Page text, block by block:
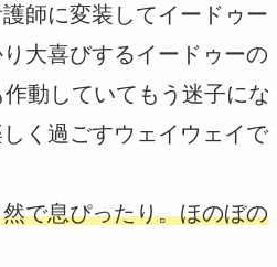
師に変装してイードゥー
大喜びするイードゥーの
動していてもう迷子にな
く過ごすウェイウェイで
で息ぴったり。ほのぼの